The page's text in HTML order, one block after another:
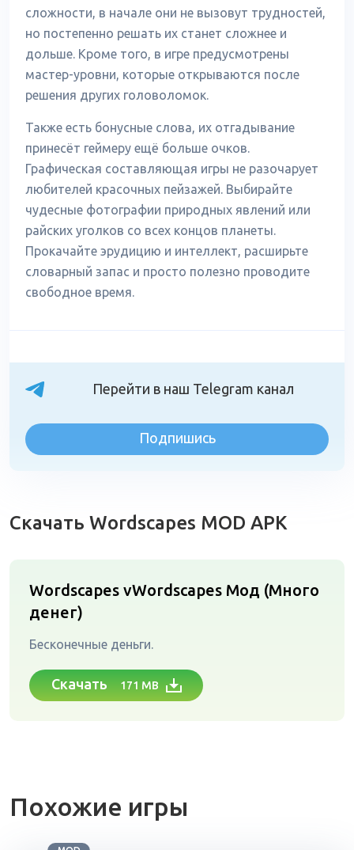
сложности, в начале они не вызовут трудностей,
но постепенно решать их станет сложнее и
дольше. Кроме того, в игре предусмотрены
мастер-уровни, которые открываются после
решения других головоломок.
Также есть бонусные слова, их отгадывание
принесёт геймеру ещё больше очков.
Графическая составляющая игры не разочарует
любителей красочных пейзажей. Выбирайте
чудесные фотографии природных явлений или
райских уголков со всех концов планеты.
Прокачайте эрудицию и интеллект, расширьте
словарный запас и просто полезно проводите
свободное время.
Перейти в наш Telegram канал
Подпишись
Скачать Wordscapes MOD APK
Wordscapes vWordscapes Мод (Много
денег)
Бесконечные деньги.
Скачать 171 MB
Похожие игры